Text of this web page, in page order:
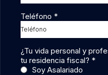
Teléfono *
¿Tu vida personal y
tu residencia fiscal? *
Soy Asalariado